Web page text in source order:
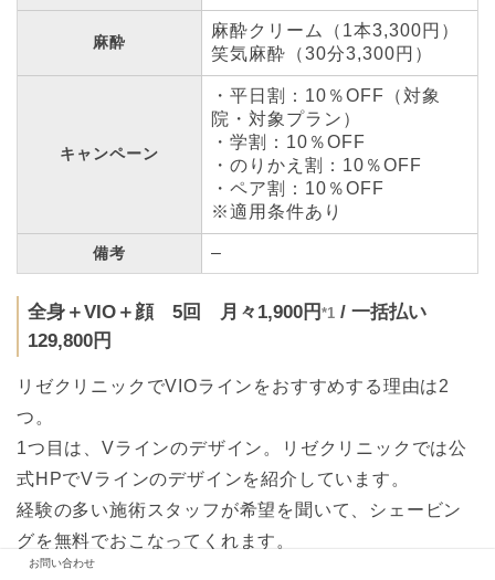
麻酔
麻酔クリーム（1本3,300円）
笑気麻酔（30分3,300円）
キャンペーン
・平日割：10％OFF（対象
院・対象プラン）
・学割：10％OFF
・のりかえ割：10％OFF
・ペア割：10％OFF
※適用条件あり
備考 –
全身＋VIO＋顔 5回 月々1,900円 *1 / 一括払い
129,800円
リゼクリニックでVIOラインをおすすめする理由は2
つ。
1つ目は、Vラインのデザイン。リゼクリニックでは公
式HPでVラインのデザインを紹介しています。
経験の多い施術スタッフが希望を聞いて、シェービン
グを無料でおこなってくれます。
範囲も広く腰骨から足の付け根までを脱毛してくれる
お問い合わせ